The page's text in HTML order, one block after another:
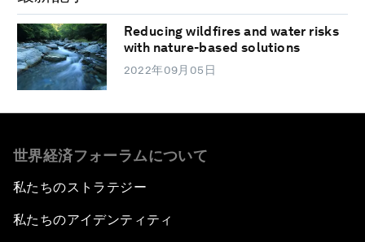
Reducing wildfires and water risks
with nature-based solutions
2022年09月05日
世界経済フォーラムについて
私たちのストラテジー
私たちのアイデンティティ